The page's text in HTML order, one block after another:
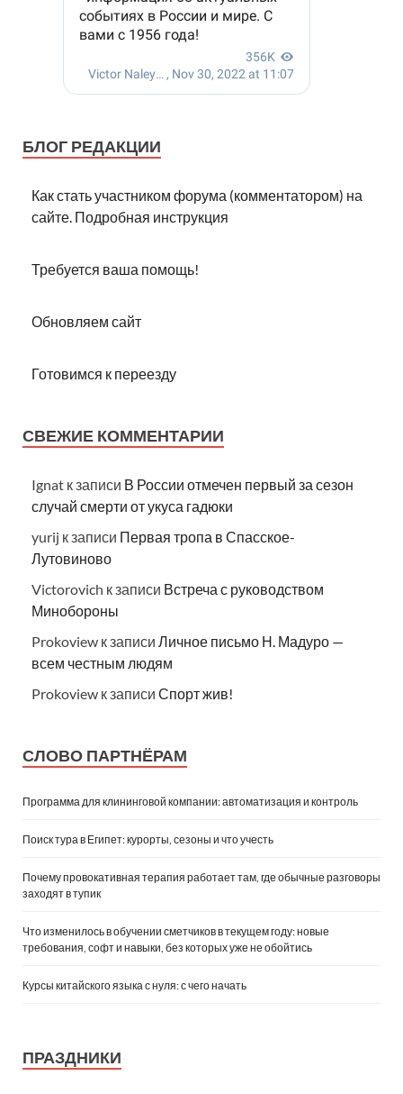
БЛОГ РЕДАКЦИИ
Как стать участником форума (комментатором) на
сайте. Подробная инструкция
Требуется ваша помощь!
Обновляем сайт
Готовимся к переезду
СВЕЖИЕ КОММЕНТАРИИ
Ignat к записи В России отмечен первый за сезон
случай смерти от укуса гадюки
yurij к записи Первая тропа в Спасское-
Лутовиново
Victorovich к записи Встреча с руководством
Минобороны
Prokoview к записи Личное письмо Н. Мадуро —
всем честным людям
Prokoview к записи Спорт жив!
СЛОВО ПАРТНЁРАМ
Программа для клининговой компании: автоматизация и контроль
Поиск тура в Египет: курорты, сезоны и что учесть
Почему провокативная терапия работает там, где обычные разговоры
заходят в тупик
Что изменилось в обучении сметчиков в текущем году: новые
требования, софт и навыки, без которых уже не обойтись
Курсы китайского языка с нуля: с чего начать
ПРАЗДНИКИ